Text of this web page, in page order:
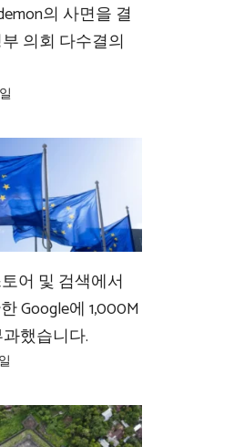
의 사면을 결
의회 다수결의
어 및 검색에서
Google에 1,000M
했습니다.